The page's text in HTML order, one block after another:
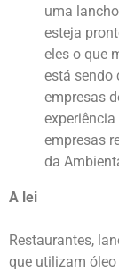
uma
esteja
eles o que
está sendo
empresas
empresas
da
A lei
Restaurantes,
que utilizam